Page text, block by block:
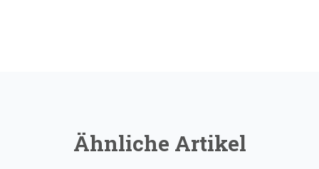
Ähnliche Artikel